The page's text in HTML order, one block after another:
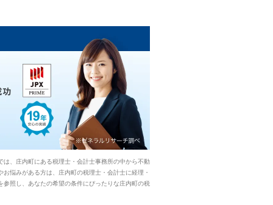
、庄内町にある税理士・会計士事務所の中から不動
悩みがある方は、庄内町の税理士・会計士に経理・
照し、あなたの希望の条件にぴったりな庄内町の税